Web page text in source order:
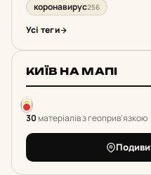
коронавирус256
Усі теги
КИЇВ НА МАПІ
30матеріалів з геоприв'язкою